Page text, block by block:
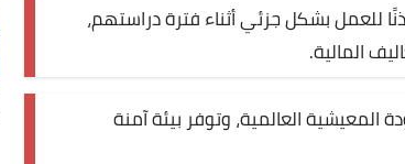
للعمل بشكل جزئي أثناء فترة دراستهم،
المالية.
العالمية، وتوفر بيئة آمنة